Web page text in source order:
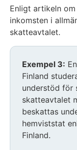
Enligt artikeln
inkomsten i
skatteavtalet.
Exempel 3:
Finland
understöd för
skatteavtalet
beskattas
hemviststat
Finland.